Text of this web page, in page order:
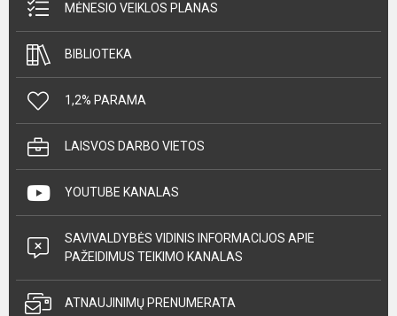
MĖNESIO VEIKLOS PLANAS
BIBLIOTEKA
1,2% PARAMA
LAISVOS DARBO VIETOS
YOUTUBE KANALAS
SAVIVALDYBĖS VIDINIS INFORMACIJOS APIE
PAŽEIDIMUS TEIKIMO KANALAS
ATNAUJINIMŲ PRENUMERATA